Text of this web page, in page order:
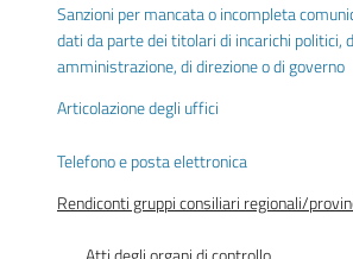
Sanzioni per mancata o incompleta
dati da parte dei titolari di incarichi politici,
amministrazione, di direzione o di governo
Articolazione degli uffici
Telefono e posta elettronica
Rendiconti gruppi consiliari regionali/